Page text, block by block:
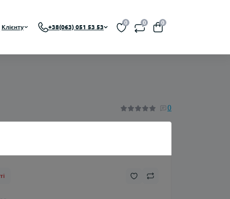
Клієнту +38(063) 051 53 53
0 0 0
0